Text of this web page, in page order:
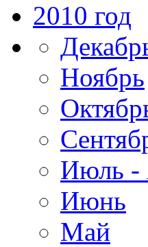
2010 год
Ноябрь
Июль -
Июнь
Май